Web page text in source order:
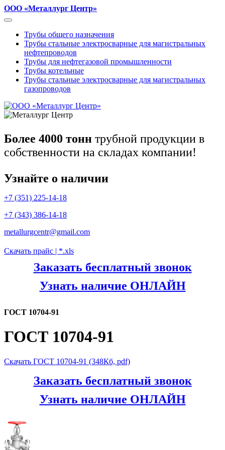
ООО «Металлург Центр»
Трубы общего назначения
Трубы стальные электросварные для магистральных
нефтепроводов
Трубы для нефтегазовой промышленности
Трубы котельные
Трубы стальные электросварные для магистральных
газопроводов
Более 4000 тонн трубной продукции в
собственности на складах компании!
Узнайте о наличии
+7 (351) 225-14-18
+7 (343) 386-14-18
metallurgcentr@gmail.com
Скачать прайс | *.xls
Заказать бесплатный звонок
Узнать наличие ОНЛАЙН
ГОСТ 10704-91
ГОСТ 10704-91
Скачать ГОСТ 10704-91 (348Кб, pdf)
Заказать бесплатный звонок
Узнать наличие ОНЛАЙН